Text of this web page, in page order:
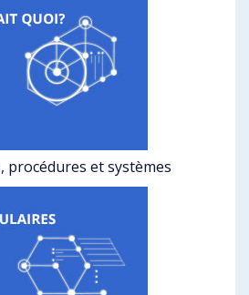
procédures et systèmes